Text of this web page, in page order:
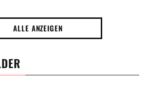
ALLE ANZEIGEN